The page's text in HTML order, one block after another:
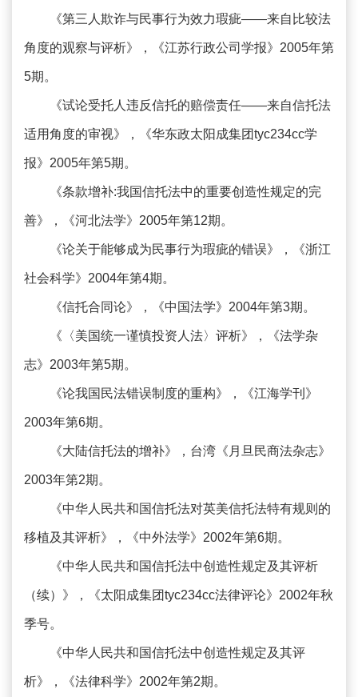
《第三人欺诈与民事行为效力瑕疵——来自比较法
角度的观察与评析》，《江苏行政公司学报》2005年第
5期。
《试论受托人违反信托的赔偿责任——来自信托法
适用角度的审视》，《华东政太阳成集团tyc234cc学
报》2005年第5期。
《条款增补:我国信托法中的重要创造性规定的完
善》，《河北法学》2005年第12期。
《论关于能够成为民事行为瑕疵的错误》，《浙江
社会科学》2004年第4期。
《信托合同论》，《中国法学》2004年第3期。
《〈美国统一谨慎投资人法〉评析》，《法学杂
志》2003年第5期。
《论我国民法错误制度的重构》，《江海学刊》
2003年第6期。
《大陆信托法的增补》，台湾《月旦民商法杂志》
2003年第2期。
《中华人民共和国信托法对英美信托法特有规则的
移植及其评析》，《中外法学》2002年第6期。
《中华人民共和国信托法中创造性规定及其评析
（续）》，《太阳成集团tyc234cc法律评论》2002年秋
季号。
《中华人民共和国信托法中创造性规定及其评
析》，《法律科学》2002年第2期。